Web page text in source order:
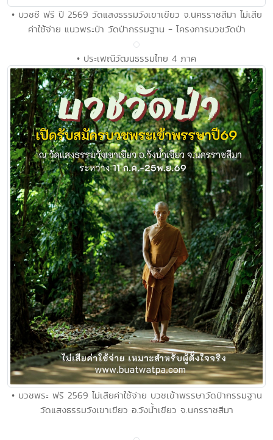
• บวชชี ฟรี ปี 2569 วัดแสงธรรมวังเขาเขียว จ.นครราชสีมา ไม่เสีย
ค่าใช้จ่าย แนวพระป่า วัดป่ากรรมฐาน - โครงการบวชวัดป่า
• ประเพณีวัฒนธรรมไทย 4 ภาค
• บวชพระ ฟรี 2569 ไม่เสียค่าใช้จ่าย บวชเข้าพรรษาวัดป่ากรรมฐาน
วัดแสงธรรมวังเขาเขียว อ.วังน้ำเขียว จ.นครราชสีมา